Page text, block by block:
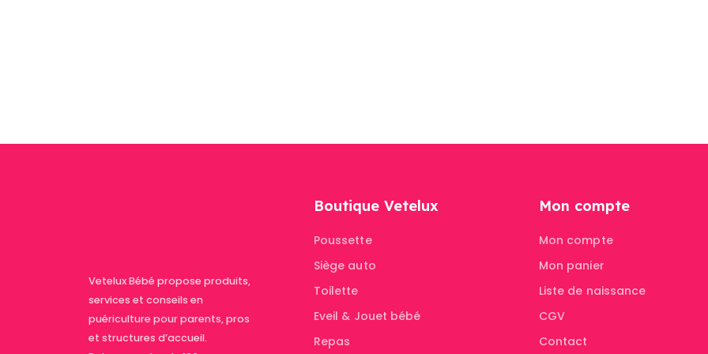
Vetelux Bébé propose produits,
services et conseils en
puériculture pour parents, pros
et structures d’accueil.
Boutique Vetelux
Poussette
Siège auto
Toilette
Eveil & Jouet bébé
Repas
Mon compte
Mon compte
Mon panier
Liste de naissance
CGV
Contact